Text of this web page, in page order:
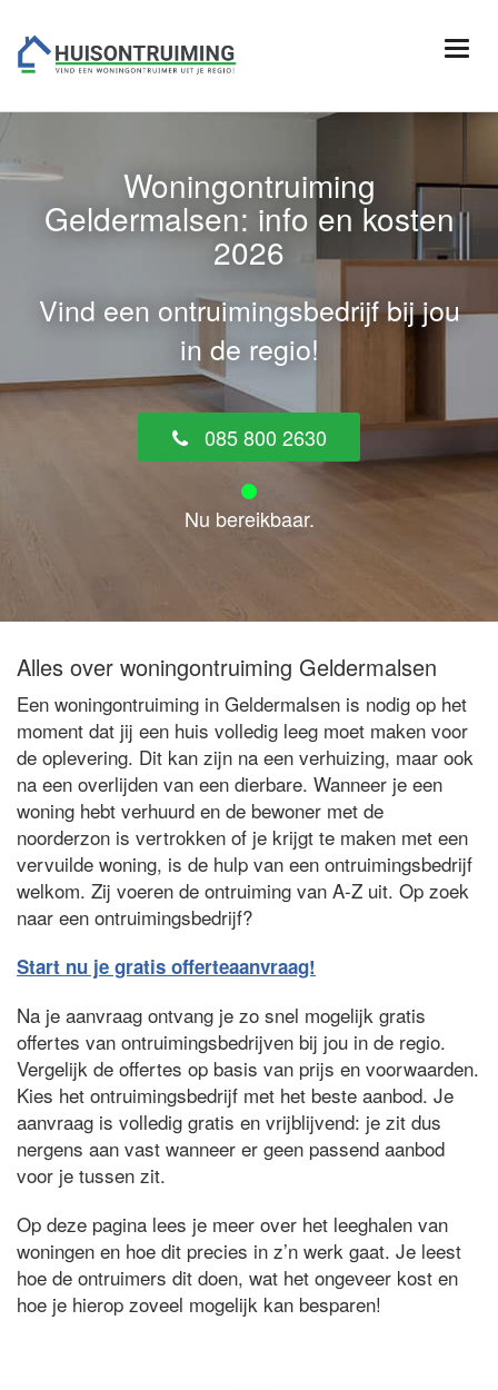
Woningontruiming
Geldermalsen: info en kosten
2026
Vind een ontruimingsbedrijf bij jou
in de regio!
085 800 2630
Nu bereikbaar.
Alles over woningontruiming Geldermalsen
Een woningontruiming in Geldermalsen is nodig op het
moment dat jij een huis volledig leeg moet maken voor
de oplevering. Dit kan zijn na een verhuizing, maar ook
na een overlijden van een dierbare. Wanneer je een
woning hebt verhuurd en de bewoner met de
noorderzon is vertrokken of je krijgt te maken met een
vervuilde woning, is de hulp van een ontruimingsbedrijf
welkom. Zij voeren de ontruiming van A-Z uit. Op zoek
naar een ontruimingsbedrijf?
Start nu je gratis offerteaanvraag!
Na je aanvraag ontvang je zo snel mogelijk gratis
offertes van ontruimingsbedrijven bij jou in de regio.
Vergelijk de offertes op basis van prijs en voorwaarden.
Kies het ontruimingsbedrijf met het beste aanbod. Je
aanvraag is volledig gratis en vrijblijvend: je zit dus
nergens aan vast wanneer er geen passend aanbod
voor je tussen zit.
Op deze pagina lees je meer over het leeghalen van
woningen en hoe dit precies in z’n werk gaat. Je leest
hoe de ontruimers dit doen, wat het ongeveer kost en
hoe je hierop zoveel mogelijk kan besparen!